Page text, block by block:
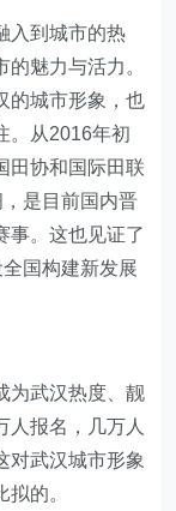
入到城市的热
魅力与活力。
的城市形象，也
。从2016年初
田协和国际田联
，是目前国内晋
事。这也见证了
国构建新发展
为武汉热度、靓
人报名，几万人
对武汉城市形象
的。